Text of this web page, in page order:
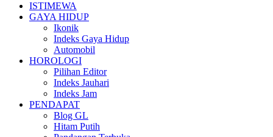
ISTIMEWA
GAYA HIDUP
Ikonik
Indeks Gaya Hidup
Automobil
HOROLOGI
Pilihan Editor
Indeks Jauhari
Indeks Jam
PENDAPAT
Blog GL
Hitam Putih